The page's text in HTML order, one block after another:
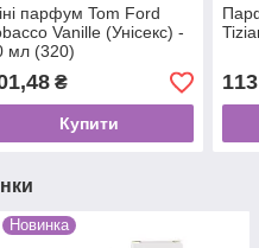
парфум Tom Ford
Vanille (Унісекс) -
мл (320)
₴
Купити
Новинка